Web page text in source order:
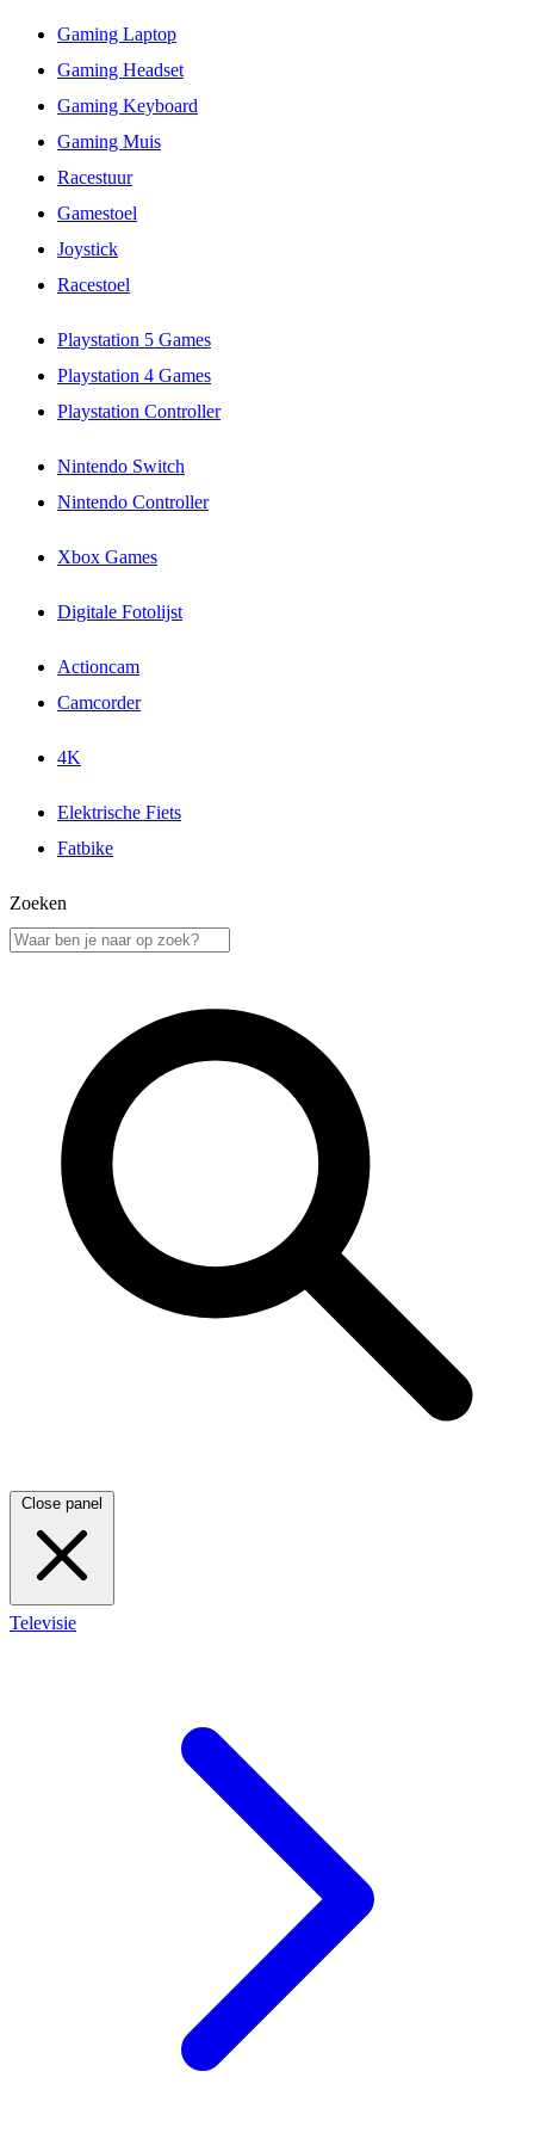
Gaming Laptop
Gaming Headset
Gaming Keyboard
Gaming Muis
Racestuur
Gamestoel
Joystick
Racestoel
Playstation 5 Games
Playstation 4 Games
Playstation Controller
Nintendo Switch
Nintendo Controller
Xbox Games
Digitale Fotolijst
Actioncam
Camcorder
4K
Elektrische Fiets
Fatbike
Zoeken
Close panel
Televisie